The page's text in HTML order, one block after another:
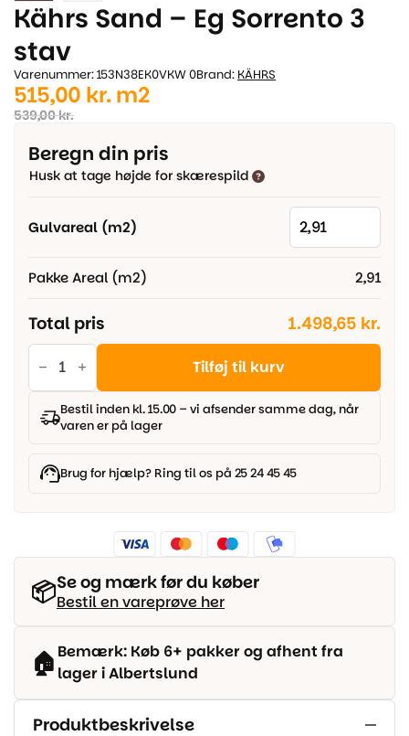
Kährs Sand – Eg Sorrento 3
stav
Varenummer: 153N38EK0VKW 0Brand: KÄHRS
539,00kr.
Den
oprindelige
pris
var:
515,00 kr.
Den
aktuelle
pris
er:
m2
Beregn din pris
Husk at tage højde for skærespild
Gulvareal (m2)
Pakke Areal (m2) 2,91
Total pris 1.498,65 kr.
Kährs
Sand
Eg
Sorrento
Tilføj til kurv
Bestil inden kl. 15.00 – vi afsender samme dag, når
varen er på lager
Brug for hjælp? Ring til os på 25 24 45 45
📦Se og mærk før du køber
Bestil en vareprøve her
🏠 Bemærk: Køb 6+ pakker og afhent fra
lager i Albertslund
Produktbeskrivelse